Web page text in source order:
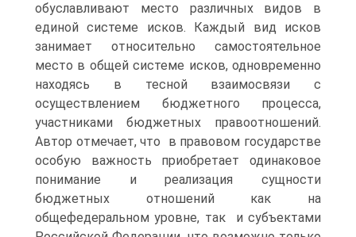
обуславливают место различных видов в
единой системе исков. Каждый вид исков
занимает относительно самостоятельное
место в общей системе исков, одновременно
находясь в тесной взаимосвязи с
осуществлением бюджетного процесса,
участниками бюджетных правоотношений.
Автор отмечает, что в правовом государстве
особую важность приобретает одинаковое
понимание и реализация сущности
бюджетных отношений как на
общефедеральном уровне, так и субъектами